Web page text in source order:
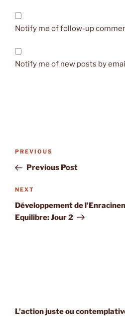
Notify me of follow-up
Notify me of new posts by
Post
Previous
Post
PREVIOUS
Previous Post
Next
Post
NEXT
Développement de
Equilibre: Jour 2
L’action juste ou